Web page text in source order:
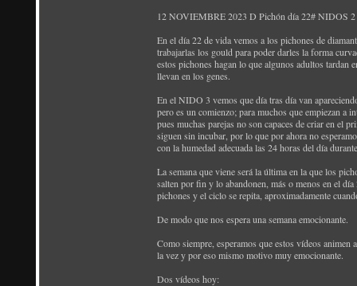
12 NOVIEMBRE 2023 D Pichón día 22# NIDOS 2
En el día 22 de vida vemos a los pichones de
trabajarlas los gould para poder darles la forma
estos pichones hagan lo que algunos adultos tardan
llevan en los genes.
En el NIDO 3 vemos que día tras día van
pero es un comienzo; para muchos que empiezan a
pues muchas parejas no son capaces de criar en el
siguen sin incubar, por lo que por ahora no
con la humedad adecuada las 24 horas del día
La semana que viene será la última en la que los
salten por fin y lo abandonen, más o menos en el
pichones y el ciclo se repita, aproximadamente
De modo que nos espera una semana emocionante.
Como siempre, esperamos que estos vídeos
la vez y por eso mismo motivo muy emocionante.
Dos vídeos hoy: